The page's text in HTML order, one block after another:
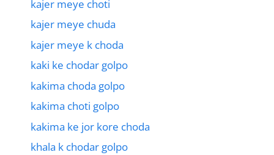
kajer meye choti
kajer meye chuda
kajer meye k choda
kaki ke chodar golpo
kakima choda golpo
kakima choti golpo
kakima ke jor kore choda
khala k chodar golpo